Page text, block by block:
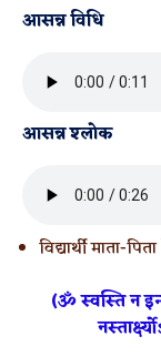
आसन्न विधि
आसन्न श्लोक
विद्यार्थी माता-
(ॐ स्वस्ति न